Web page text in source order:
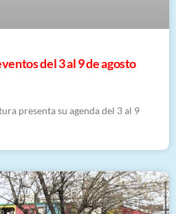
del 3 al 9 de agosto
presenta su agenda del 3 al 9